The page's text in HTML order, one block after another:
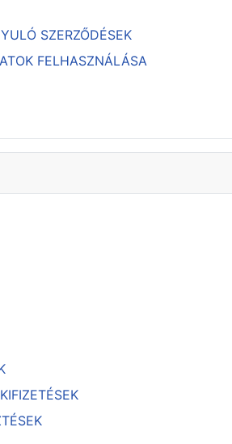
SZERZŐDÉSEK
FELHASZNÁLÁSA